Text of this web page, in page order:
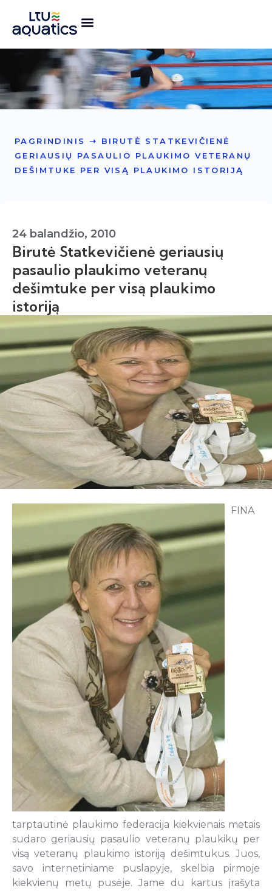
PAGRINDINIS ➝ BIRUTĖ STATKEVIČIENĖ
GERIAUSIŲ PASAULIO PLAUKIMO VETERANŲ
DEŠIMTUKE PER VISĄ PLAUKIMO ISTORIJĄ
24 balandžio, 2010
Birutė Statkevičienė geriausių
pasaulio plaukimo veteranų
dešimtuke per visą plaukimo
istoriją
FINA
tarptautinė plaukimo federacija kiekvienais metais
sudaro geriausių pasaulio veteranų plaukikų per
visą veteranų plaukimo istoriją dešimtukus. Juos,
savo internetiniame puslapyje, skelbia pirmoje
kiekvienų metų pusėje. Jame du kartus įrašyta